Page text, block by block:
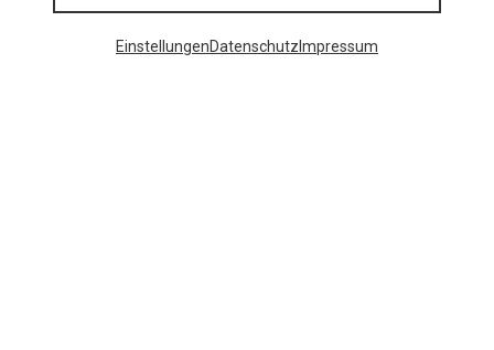
EinstellungenDatenschutz Impressum